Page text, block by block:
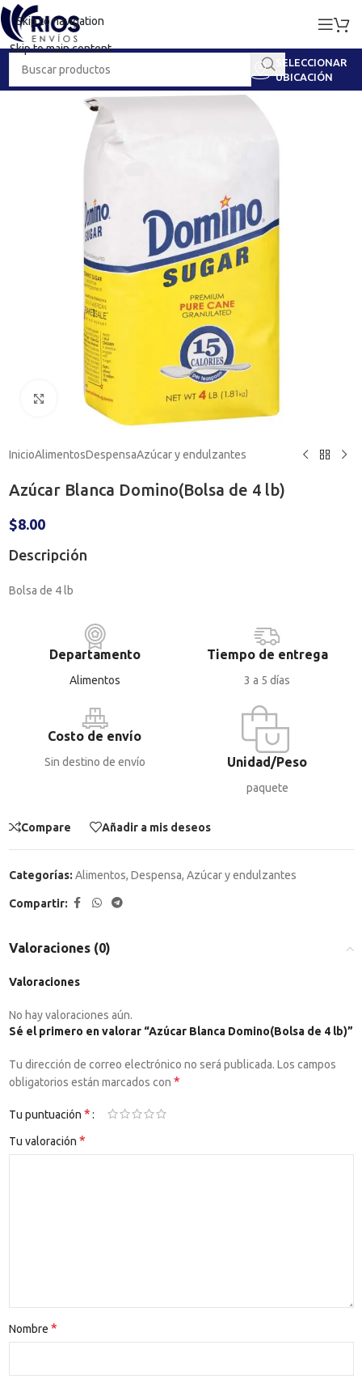
Skip to navigation
Skip to main content
SELECCIONAR
UBICACIÓN
Haga clic para ampliar
InicioAlimentosDespensaAzúcar y endulzantes
Azúcar Blanca Domino(Bolsa de 4 lb)
$8.00
Descripción
Bolsa de 4 lb
Departamento
Alimentos
Tiempo de entrega
3 a 5 días
Costo de envío
Sin destino de envío Unidad/Peso
paquete
Compare Añadir a mis deseos
Categorías: Alimentos, Despensa, Azúcar y endulzantes
Compartir:
Valoraciones (0)
Valoraciones
No hay valoraciones aún.
Sé el primero en valorar “Azúcar Blanca Domino(Bolsa de 4 lb)”
Tu dirección de correo electrónico no será publicada. Los campos
obligatorios están marcados con *
Tu puntuación *
Tu valoración *
Nombre *